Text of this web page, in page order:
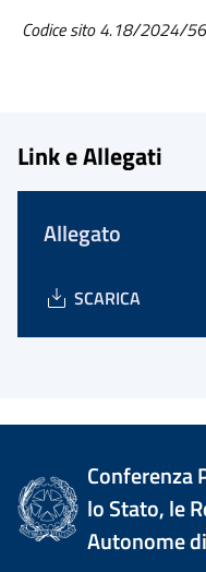
Codice sito 4.18/2024/56
Link e Allegati
Allegato
SCARICA
Conferenza
lo Stato, le
Autonome